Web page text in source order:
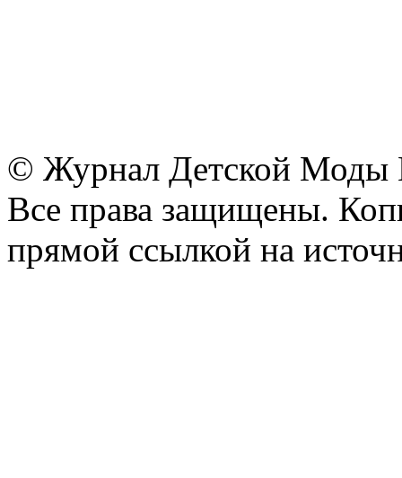
© Журнал Детской Моды
Все права защищены.
прямой ссылкой на